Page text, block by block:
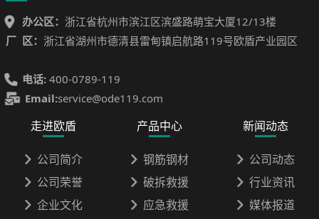
办公区： 浙江省杭州市滨江区滨盛路萌宝大厦12/13楼
厂 区： 浙江省湖州市德清县雷甸镇启航路119号欧盾产业园区
电话: 400-0789-119
Email:service@ode119.com
走进欧盾
公司简介
公司荣誉
企业文化
产品中心
钢筋钢材
破拆救援
应急救援
新闻动态
公司动态
行业资讯
媒体报道